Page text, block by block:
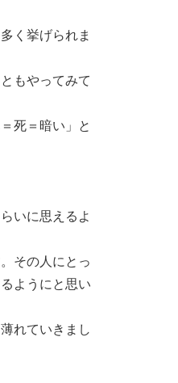
く挙げられま
もやってみて
死＝暗い」と
いに思えるよ
その人にとっ
ようにと思い
れていきまし